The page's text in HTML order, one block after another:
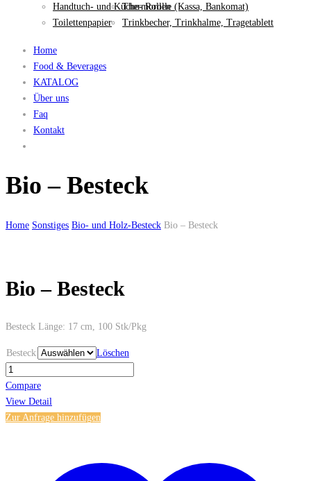
Handtuch- und Küche- Rollen
Toilettenpapier
Thermorolle (Kassa, Bankomat)
Trinkbecher, Trinkhalme, Tragetablett
Home
Food & Beverages
KATALOG
Über uns
Faq
Kontakt
Bio – Besteck
Home Sonstiges Bio- und Holz-Besteck Bio – Besteck
Bio – Besteck
Besteck Länge: 17 cm, 100 Stk/Pkg
Besteck
Löschen
Bio
-
Besteck
quantity
Compare
View Detail
Zur Anfrage hinzufügen